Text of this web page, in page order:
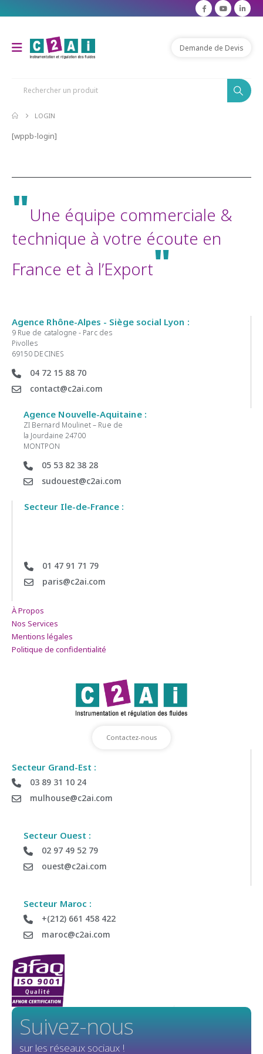
Demande de Devis
LOGIN
[wppb-login]
"Une équipe commerciale &
technique à votre écoute en
France et à l’Export"
Agence Rhône-Alpes - Siège social Lyon :
9 Rue de catalogne - Parc des
Pivolles
69150 DECINES
04 72 15 88 70
contact@c2ai.com
Agence Nouvelle-Aquitaine :
ZI Bernard Moulinet – Rue de
la Jourdaine 24700
MONTPON
05 53 82 38 28
sudouest@c2ai.com
Secteur Ile-de-France :
01 47 91 71 79
paris@c2ai.com
À Propos
Nos Services
Mentions légales
Politique de confidentialité
Contactez-nous
Secteur Grand-Est :
03 89 31 10 24
mulhouse@c2ai.com
Secteur Ouest :
02 97 49 52 79
ouest@c2ai.com
Secteur Maroc :
+(212) 661 458 422
maroc@c2ai.com
Suivez-nous
sur les réseaux sociaux !